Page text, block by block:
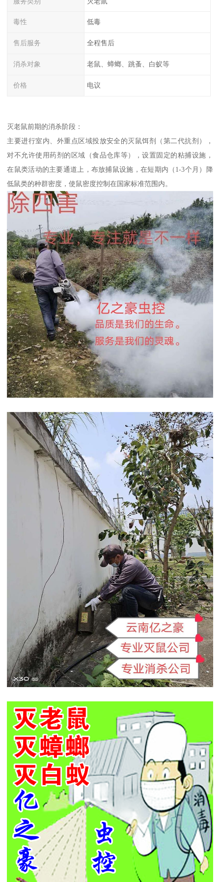
毒性 低毒
售后服务 全程售后
消杀对象 老鼠、蟑螂、跳蚤、白蚁等
价格 电议
灭老鼠前期的消杀阶段：
主要进行室内、外重点区域投放安全的灭鼠饵剂（第二代抗剂），
对不允许使用药剂的区域（食品仓库等），设置固定的粘捕设施，
在鼠类活动的主要通道上，布放捕鼠设施，在短期内（1-3个月）降
低鼠类的种群密度，使鼠密度控制在国家标准范围内。